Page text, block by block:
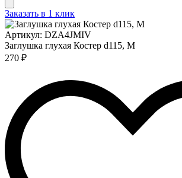
Заказать в 1 клик
Артикул: DZA4JMIV
Заглушка глухая Костер d115, М
270 ₽